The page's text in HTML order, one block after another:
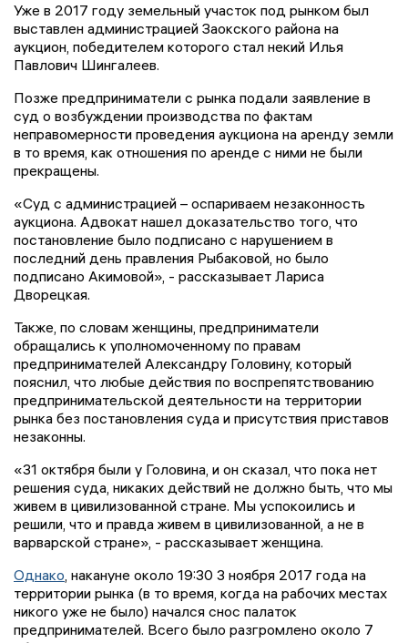
Уже в 2017 году земельный участок под рынком был
выставлен администрацией Заокского района на
аукцион, победителем которого стал некий Илья
Павлович Шингалеев.
Позже предприниматели с рынка подали заявление в
суд о возбуждении производства по фактам
неправомерности проведения аукциона на аренду земли
в то время, как отношения по аренде с ними не были
прекращены.
«Суд с администрацией – оспариваем незаконность
аукциона. Адвокат нашел доказательство того, что
постановление было подписано с нарушением в
последний день правления Рыбаковой, но было
подписано Акимовой», - рассказывает Лариса
Дворецкая.
Также, по словам женщины, предприниматели
обращались к уполномоченному по правам
предпринимателей Александру Головину, который
пояснил, что любые действия по воспрепятствованию
предпринимательской деятельности на территории
рынка без постановления суда и присутствия приставов
незаконны.
«31 октября были у Головина, и он сказал, что пока нет
решения суда, никаких действий не должно быть, что мы
живем в цивилизованной стране. Мы успокоились и
решили, что и правда живем в цивилизованной, а не в
варварской стране», - рассказывает женщина.
Однако, накануне около 19:30 3 ноября 2017 года на
территории рынка (в то время, когда на рабочих местах
никого уже не было) начался снос палаток
предпринимателей. Всего было разгромлено около 7